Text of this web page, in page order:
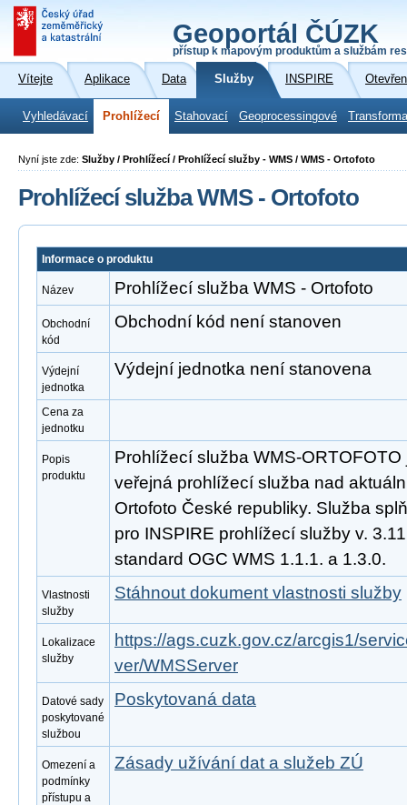
Geoportál ČÚZK
přístup k mapovým produktům a službám
Vítejte Aplikace Data Služby INSPIRE
Vyhledávací Prohlížecí Stahovací Geoprocessingové
Nyní jste zde: Služby / Prohlížecí / Prohlížecí služby - WMS / WMS - Ortofoto
Prohlížecí služba WMS - Ortofoto
Informace o produktu
Název Prohlížecí služba WMS - Ortofoto
Obchodní
kód
Obchodní kód není stanoven
Výdejní
jednotka
Výdejní jednotka není stanovena
Cena za
jednotku
Popis
produktu
Prohlížecí služba WMS-
veřejná prohlížecí služba nad
Ortofoto České republiky. Služba
pro INSPIRE prohlížecí služby v.
standard OGC WMS 1.1.1. a 1.3.0.
Vlastnosti
služby
Stáhnout dokument vlastnosti služby
Lokalizace
služby
https://ags.cuzk.gov.cz/arcgis1/
ver/WMSServer
Datové sady
poskytované
službou
Poskytovaná data
Omezení a
podmínky
přístupu a
Zásady užívání dat a služeb ZÚ